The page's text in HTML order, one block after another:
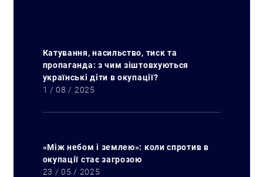
Искать:
Катування, насильство, тиск та
пропаганда: з чим зіштовхуються
українські діти в окупації?
1 / 08 / 2025
«Між небом і землею»: коли спротив в
окупації стає загрозою
23 / 05 / 2025